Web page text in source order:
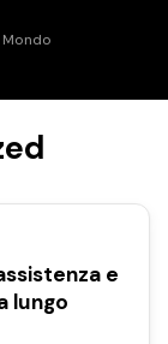
e
lungo